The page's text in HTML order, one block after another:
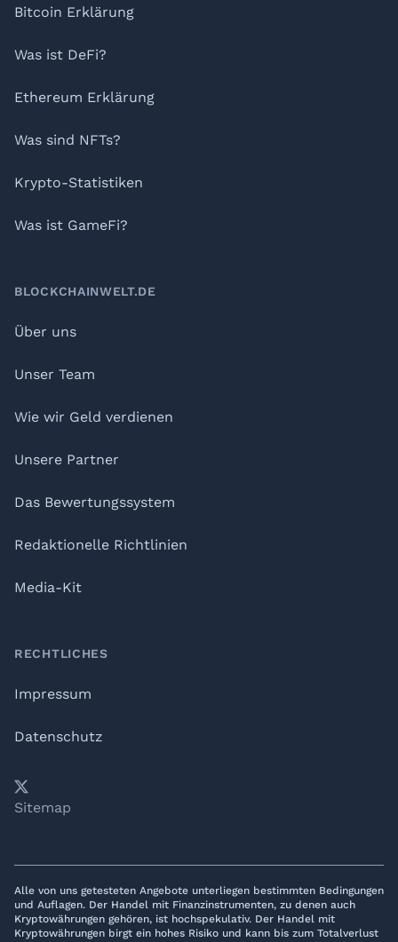
Bitcoin Erklärung
Was ist DeFi?
Ethereum Erklärung
Was sind NFTs?
Krypto-Statistiken
Was ist GameFi?
BLOCKCHAINWELT.DE
Über uns
Unser Team
Wie wir Geld verdienen
Unsere Partner
Das Bewertungssystem
Redaktionelle Richtlinien
Media-Kit
RECHTLICHES
Impressum
Datenschutz
YouTube
𝕏LinkedIn
Telegram
Sitemap
Alle von uns getesteten Angebote unterliegen bestimmten Bedingungen
und Auflagen. Der Handel mit Finanzinstrumenten, zu denen auch
Kryptowährungen gehören, ist hochspekulativ. Der Handel mit
Kryptowährungen birgt ein hohes Risiko und kann bis zum Totalverlust